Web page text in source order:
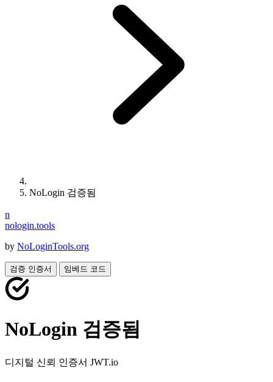
NoLogin 검증됨
n
nologin.tools
by NoLoginTools.org
검증 인증서 임베드 코드
NoLogin 검증됨
디지털 신뢰 인증서 JWT.io